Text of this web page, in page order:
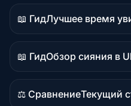
📖 Гид
Материал-
руководство
Лучшее время
📖 Гид
Материал-
руководство
Обзор сияния в
⚖️ Сравнение
Сравнительный
Текущий